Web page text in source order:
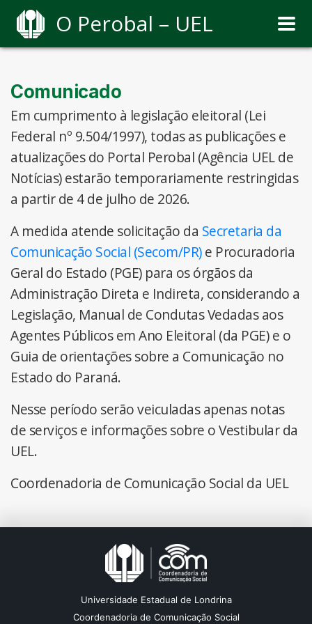
O Perobal – UEL
Comunicado
Em cumprimento à legislação eleitoral (Lei
Federal nº 9.504/1997), todas as publicações e
atualizações do Portal Perobal (Agência UEL de
Notícias) estarão temporariamente restringidas
a partir de 4 de julho de 2026.
A medida atende solicitação da Secretaria da
Comunicação Social (Secom/PR)e Procuradoria
Geral do Estado (PGE) para os órgãos da
Administração Direta e Indireta, considerando a
Legislação, Manual de Condutas Vedadas aos
Agentes Públicos em Ano Eleitoral (da PGE) e o
Guia de orientações sobre a Comunicação no
Estado do Paraná.
Nesse período serão veiculadas apenas notas
de serviços e informações sobre o Vestibular da
UEL.
Coordenadoria de Comunicação Social da UEL
Universidade Estadual de Londrina
Coordenadoria de Comunicação Social